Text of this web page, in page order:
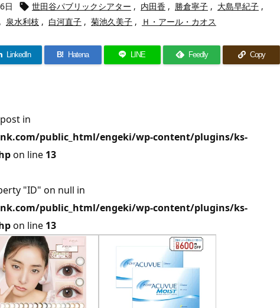
日  世田谷パブリックシアター , 内田香 , 勝倉寧子 , 大島早紀子 ,
, 泉水利枝 , 白河直子 , 菊池久美子 , Ｈ・アール・カオス
LinkedIn B! Hatena LINE Feedly Copy
in
public_html/engeki/wp-content/plugins/ks-
on line 13
"ID" on null in
public_html/engeki/wp-content/plugins/ks-
on line 13